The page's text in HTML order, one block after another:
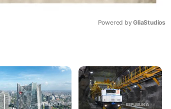
Powered by GliaStudios